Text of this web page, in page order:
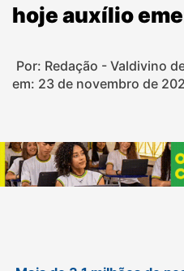
hoje auxílio
Por: Redação - Valdivino
em: 23 de novembro de